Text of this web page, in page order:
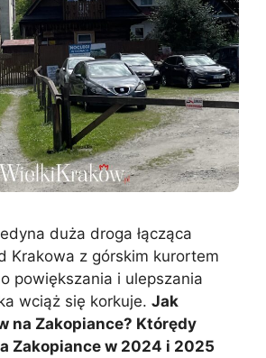
duża droga łącząca
Krakowa z górskim kurortem
powiększania i ulepszania
wciąż się korkuje. Jak
na Zakopiance? Którędy
Zakopiance w 2024 i 2025